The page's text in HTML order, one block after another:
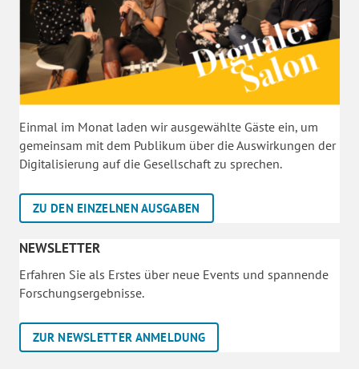
Einmal im Monat laden wir ausgewählte Gäste ein, um
gemeinsam mit dem Publikum über die Auswirkungen der
Digitalisierung auf die Gesellschaft zu sprechen.
ZU DEN EINZELNEN AUSGABEN
NEWSLETTER
Erfahren Sie als Erstes über neue Events und spannende
Forschungsergebnisse.
ZUR NEWSLETTER ANMELDUNG